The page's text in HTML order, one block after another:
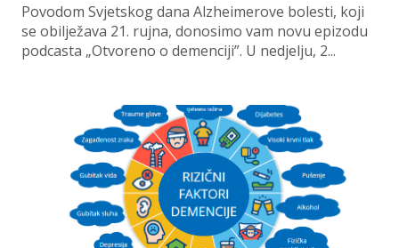
Povodom Svjetskog dana Alzheimerove bolesti, koji
se obilježava 21. rujna, donosimo vam novu epizodu
podcasta „Otvoreno o demenciji”. U nedjelju, 2...